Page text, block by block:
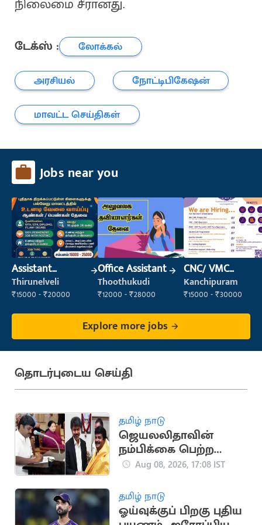
நிலைமை சீரானது.
டேக்ஸ் :
லோக்கல்
அரசியல்
நோட்டிபிகேஷன்
மாவட்ட செய்திகள்
Jobs near you
Assistant
Manager
Thirunelveli
₹15000 - ₹20000
Office Assistant
Thoothukudi
₹12000 - ₹28000
CNC/ VMC
Operator
Kanchipuram
₹15000 - ₹30000
Explore more jobs
தொடர்புடைய செய்தி
தமிழ் நாடு
ஜெயலலிதாவின்
நம்பிக்கை பெற்ற
சி.விஜயபாஸ்கர்..
Aug 08, 2026, 17:08 IST
தமிழ் நாடு
ஓய்வுக்குப் பிறகு புதிய